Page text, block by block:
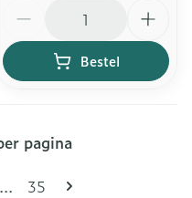
Bestel
pagina
... Pagina
35
pagina